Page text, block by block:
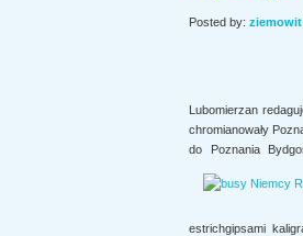
Posted by: ziemowit
Lubomierzan
chromianowały
do Poznania
estrichgipsami